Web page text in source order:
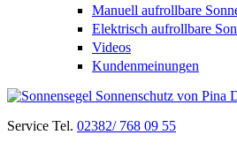
Manuell aufrollbare
Elektrisch aufrollbare
Videos
Kundenmeinungen
Service Tel. 02382/ 768 09 55